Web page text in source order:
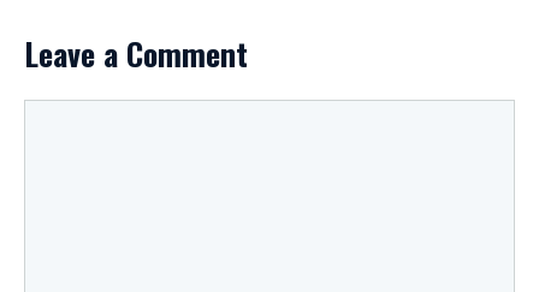
Leave a Comment